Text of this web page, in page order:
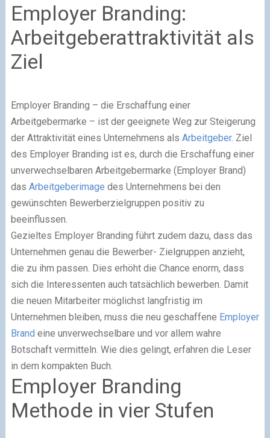
Employer Branding:
Arbeitgeberattraktivität als
Ziel
Employer Branding – die Erschaffung einer
Arbeitgebermarke – ist der geeignete Weg zur Steigerung
der Attraktivität eines Unternehmens als Arbeitgeber. Ziel
des Employer Branding ist es, durch die Erschaffung einer
unverwechselbaren Arbeitgebermarke (Employer Brand)
das Arbeitgeberimage des Unternehmens bei den
gewünschten Bewerberzielgruppen positiv zu
beeinflussen.
Gezieltes Employer Branding führt zudem dazu, dass das
Unternehmen genau die Bewerber- Zielgruppen anzieht,
die zu ihm passen. Dies erhöht die Chance enorm, dass
sich die Interessenten auch tatsächlich bewerben. Damit
die neuen Mitarbeiter möglichst langfristig im
Unternehmen bleiben, muss die neu geschaffene Employer
Brand eine unverwechselbare und vor allem wahre
Botschaft vermitteln. Wie dies gelingt, erfahren die Leser
in dem kompakten Buch.
Employer Branding
Methode in vier Stufen